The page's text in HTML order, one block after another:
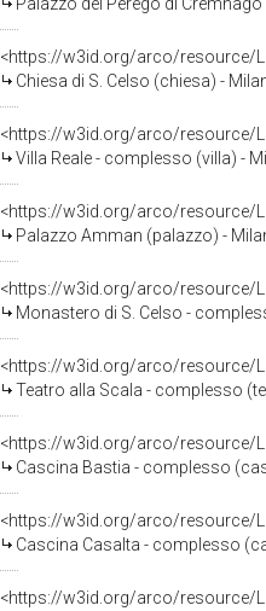
<https://w3id.org/arco/resource/
Chiesa di S. Celso (chiesa) -
<https://w3id.org/arco/resource/
Villa Reale - complesso (villa) -
<https://w3id.org/arco/resource/
Palazzo Amman (palazzo) -
<https://w3id.org/arco/resource/
Monastero di S. Celso -
<https://w3id.org/arco/resource/
Teatro alla Scala - complesso
<https://w3id.org/arco/resource/
Cascina Bastia - complesso
<https://w3id.org/arco/resource/
Cascina Casalta - complesso
<https://w3id.org/arco/resource/